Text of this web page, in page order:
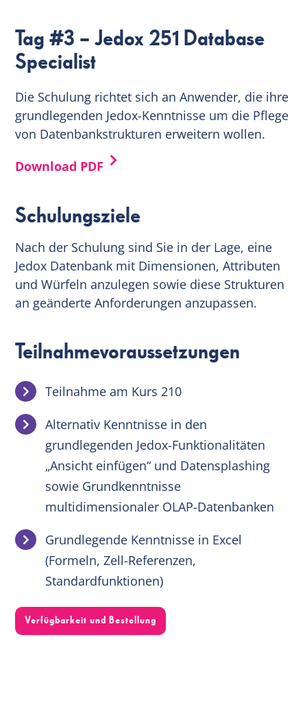
Tag #3 – Jedox 251 Database
Specialist
Die Schulung richtet sich an Anwender, die ihre
grundlegenden Jedox-Kenntnisse um die Pflege
von Datenbankstrukturen erweitern wollen.
Download PDF
Schulungsziele
Nach der Schulung sind Sie in der Lage, eine
Jedox Datenbank mit Dimensionen, Attributen
und Würfeln anzulegen sowie diese Strukturen
an geänderte Anforderungen anzupassen.
Teilnahmevoraussetzungen
Teilnahme am Kurs 210
Alternativ Kenntnisse in den
grundlegenden Jedox-Funktionalitäten
„Ansicht einfügen“ und Datensplashing
sowie Grundkenntnisse
multidimensionaler OLAP-Datenbanken
Grundlegende Kenntnisse in Excel
(Formeln, Zell-Referenzen,
Standardfunktionen)
Verfügbarkeit und Bestellung